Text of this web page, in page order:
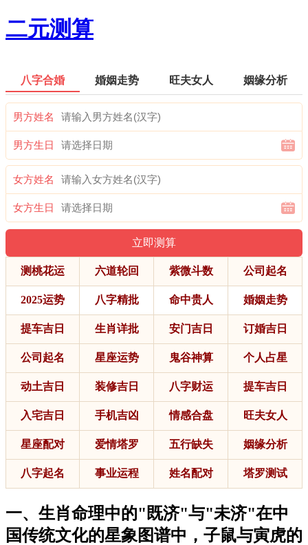
二元测算
八字合婚 婚姻走势 旺夫女人 姻缘分析
男方姓名
男方生日
女方姓名
女方生日
测桃花运 六道轮回 紫微斗数 公司起名
2025运势 八字精批 命中贵人 婚姻走势
提车吉日 生肖详批 安门吉日 订婚吉日
公司起名 星座运势 鬼谷神算 个人占星
动土吉日 装修吉日 八字财运 提车吉日
入宅吉日 手机吉凶 情感合盘 旺夫女人
星座配对 爱情塔罗 五行缺失 姻缘分析
八字起名 事业运程 姓名配对 塔罗测试
一、生肖命理中的"既济"与"未济"在中
国传统文化的星象图谱中，子鼠与寅虎的